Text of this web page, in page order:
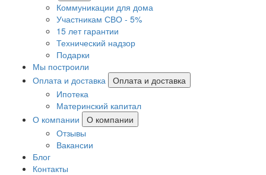
Коммуникации для дома
Участникам СВО - 5%
15 лет гарантии
Технический надзор
Подарки
Мы построили
Оплата и доставка
Оплата и доставка
Ипотека
Материнский капитал
О компании
О компании
Отзывы
Вакансии
Блог
Контакты